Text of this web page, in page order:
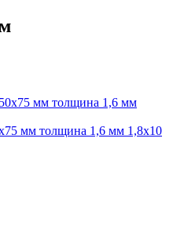
мм толщина 1,6 мм 1,8х10